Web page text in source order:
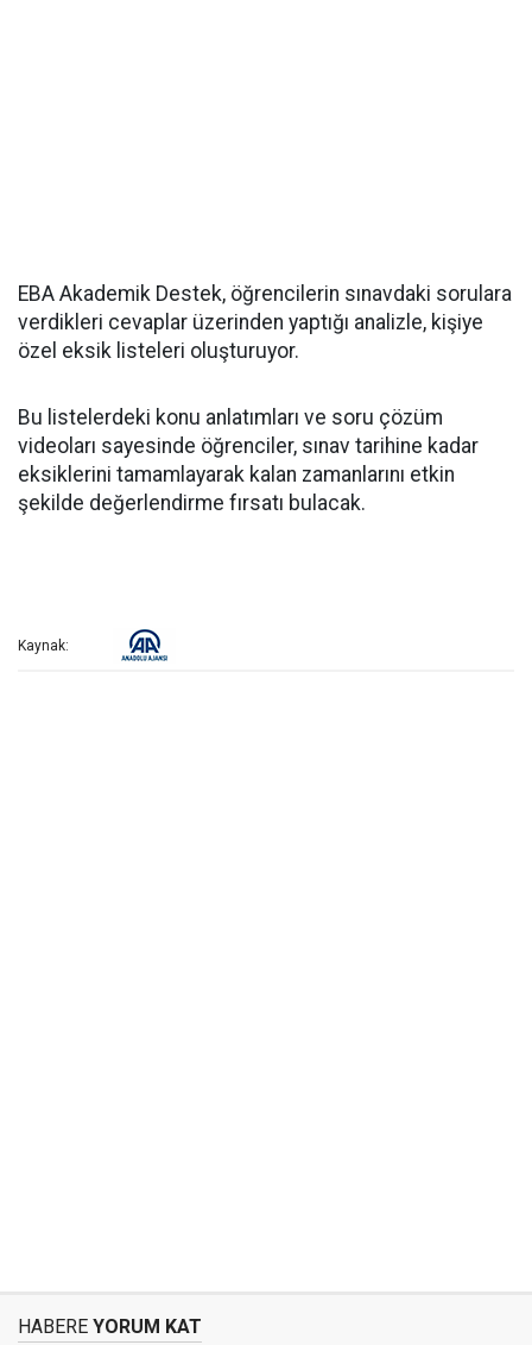
EBA Akademik Destek, öğrencilerin sınavdaki sorulara
verdikleri cevaplar üzerinden yaptığı analizle, kişiye
özel eksik listeleri oluşturuyor.
Bu listelerdeki konu anlatımları ve soru çözüm
videoları sayesinde öğrenciler, sınav tarihine kadar
eksiklerini tamamlayarak kalan zamanlarını etkin
şekilde değerlendirme fırsatı bulacak.
Kaynak:
HABERE YORUM KAT